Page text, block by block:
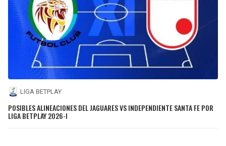
LIGA BETPLAY
POSIBLES ALINEACIONES DEL JAGUARES VS INDEPENDIENTE SANTA FE POR
LIGA BETPLAY 2026-I